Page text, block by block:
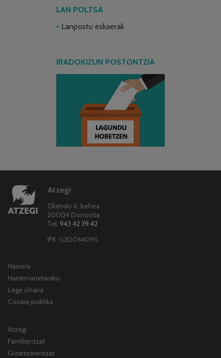
LAN POLTSA
Lanpostu eskaerak
IRADOKIZUN POSTONTZIA
Atzegi
Okendo 6, behea
20004 Donostia
Tel: 943 42 39 42
IFK: G20044095
Hasiera
Harremanetarako
Lege oharra
Cookie politika
Atzegi
Familientzat
Gizartearentzat